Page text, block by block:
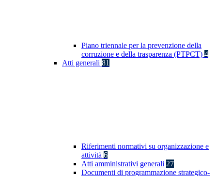
Piano triennale per la prevenzione della
corruzione e della trasparenza (PTPCT) 4
Atti generali 81
Riferimenti normativi su organizzazione e
attività 6
Atti amministrativi generali 27
Documenti di programmazione strategico-